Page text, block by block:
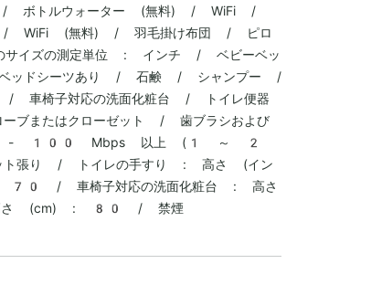
トルウォーター (無料) / WiFi /
WiFi (無料) / 羽毛掛け布団 / ピロ
ズの測定単位 : インチ / ベビーベッ
ドシーツあり / 石鹸 / シャンプー /
/ 車椅子対応の洗面化粧台 / トイレ便器
ブまたはクローゼット / 歯ブラシおよび
速度 - 100 Mbps 以上 (1 ～ 2
ト張り / トイレの手すり : 高さ (イン
車椅子対応の洗面化粧台 : 高さ
高さ (cm) : 80 / 禁煙